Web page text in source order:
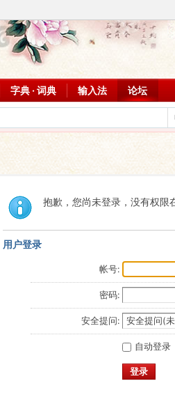
字典 · 词典 输入法 论坛
抱歉，您尚未登录，没有权限
用户登录
帐号:
密码:
安全提问:
自动登录
登录